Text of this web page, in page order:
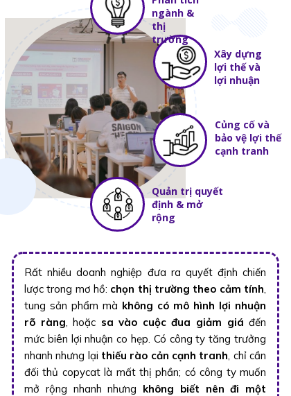
Rất nhiều doanh nghiệp đưa ra quyết định chiến
lược trong mơ hồ: chọn thị trường theo cảm tính,
tung sản phẩm mà không có mô hình lợi nhuận
rõ ràng, hoặc sa vào cuộc đua giảm giá đến
mức biên lợi nhuận co hẹp. Có công ty tăng trưởng
nhanh nhưng lại thiếu rào cản cạnh tranh, chỉ cần
đối thủ copycat là mất thị phần; có công ty muốn
mở rộng nhanh nhưng không biết nên đi một
Xây dựng
lợi thế và
lợi nhuận
Củng cố và
bảo vệ lợi thế
cạnh tranh
Quản trị quyết
định & mở
rộng
ngành &
thị
trường